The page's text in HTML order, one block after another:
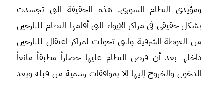
ومؤيدي النظام السوري. هذه الحقيقة التي تجسدت
بشكل حقيقي في مراكز الإيواء التي أقامها النظام للنازحين
من الغوطة الشرقية والتي تحولت لمراكز اعتقال للنازحين
داخلها بعد أن فرض النظام عليها حصاراً مطبقاً مانعاً
الدخول والخروج إليها إلا بموافقات رسمية من قبله وبعد